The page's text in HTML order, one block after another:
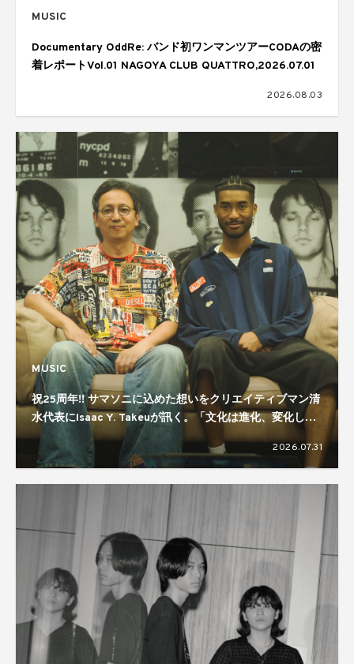
MUSIC
Documentary OddRe: バンド初ワンマンツアーCODAの密
着レポートVol.01 NAGOYA CLUB QUATTRO,2026.07.01
2026.08.03
MUSIC
祝25周年!! サマソニに込めた想いをクリエイティブマン清
水代表にIsaac Y. Takeuが訊く。「文化は進化、変化して
いくもの」「規模感が大事」
2026.07.31